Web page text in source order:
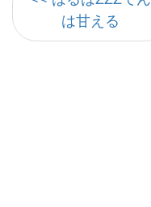
は甘える